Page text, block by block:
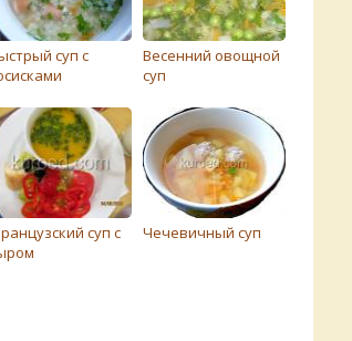
суп с
Весенний овощной
суп
суп с
Чечевичный суп